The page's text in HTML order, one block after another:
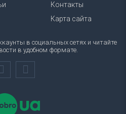
Контакты
Карта сайта
в социальных сетях и читайте
в удобном формате.